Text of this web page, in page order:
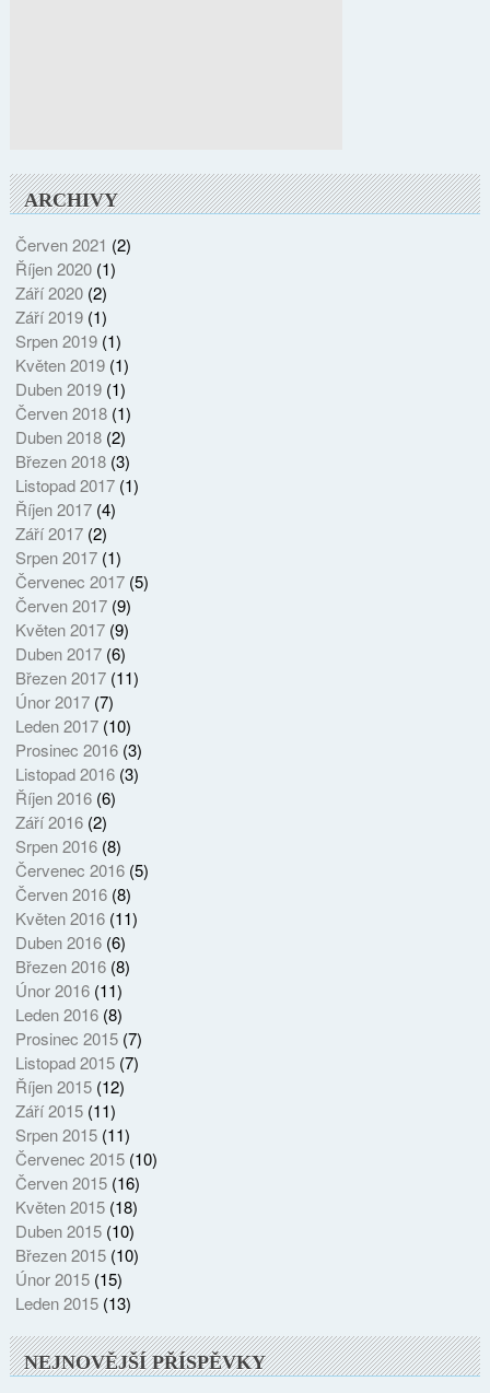
ARCHIVY
Červen 2021 (2)
Říjen 2020(1)
Září 2020(2)
Září 2019(1)
Srpen 2019(1)
Květen 2019(1)
Duben 2019(1)
Červen 2018(1)
Duben 2018(2)
Březen 2018(3)
Listopad 2017(1)
Říjen 2017(4)
Září 2017(2)
Srpen 2017(1)
Červenec 2017(5)
Červen 2017(9)
Květen 2017(9)
Duben 2017(6)
Březen 2017(11)
Únor 2017(7)
Leden 2017(10)
Prosinec 2016(3)
Listopad 2016(3)
Říjen 2016(6)
Září 2016(2)
Srpen 2016(8)
Červenec 2016(5)
Červen 2016(8)
Květen 2016(11)
Duben 2016(6)
Březen 2016(8)
Únor 2016(11)
Leden 2016(8)
Prosinec 2015(7)
Listopad 2015(7)
Říjen 2015(12)
Září 2015(11)
Srpen 2015(11)
Červenec 2015(10)
Červen 2015(16)
Květen 2015(18)
Duben 2015(10)
Březen 2015(10)
Únor 2015(15)
Leden 2015(13)
NEJNOVĚJŠÍ PŘÍSPĚVKY